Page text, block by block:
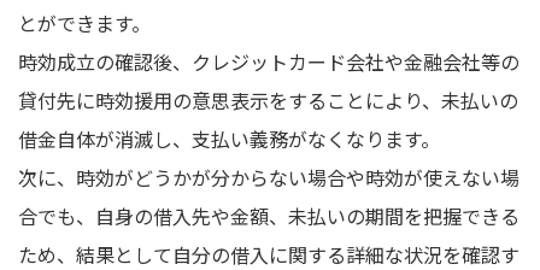
とができます。
時効成立の確認後、クレジットカード会社や金融会社等の
貸付先に時効援用の意思表示をすることにより、未払いの
借金自体が消滅し、支払い義務がなくなります。
次に、時効がどうかが分からない場合や時効が使えない場
合でも、自身の借入先や金額、未払いの期間を把握できる
ため、結果として自分の借入に関する詳細な状況を確認す